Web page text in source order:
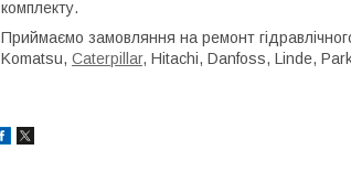
комплекту.
Приймаємо замовляння на ремонт
Komatsu, Caterpillar, Hitachi, Danfoss, Linde,